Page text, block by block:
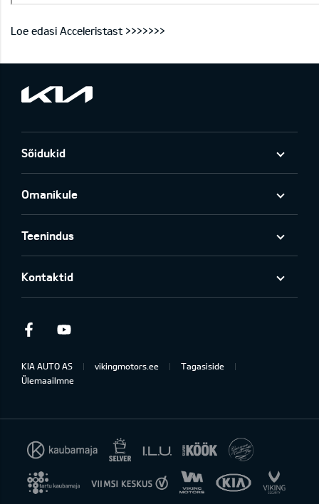
Loe edasi Acceleristast >>>>>>>
Sõidukid
Omanikule
Teenindus
Kontaktid
Facebook
KIA AUTO AS vikingmotors.ee
Tagasiside
Ülemaailmne